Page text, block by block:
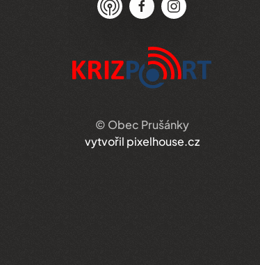
© Obec Prušánky
vytvořil pixelhouse.cz